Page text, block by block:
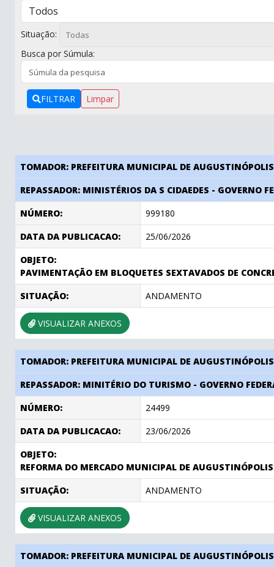
Situação:
Busca por Súmula:
FILTRAR Limpar
TOMADOR: PREFEITURA MUNICIPAL DE
REPASSADOR: MINISTÉRIOS DA S CIDAEDES - GOVERNO
NÚMERO:
999180
DATA DA PUBLICACAO:
25/06/2026
OBJETO:
PAVIMENTAÇÃO EM BLOQUETES SEXTAVADOS DE
SITUAÇÃO:
ANDAMENTO
VISUALIZAR ANEXOS
TOMADOR: PREFEITURA MUNICIPAL DE
REPASSADOR: MINITÉRIO DO TURISMO - GOVERNO
NÚMERO:
24499
DATA DA PUBLICACAO:
23/06/2026
OBJETO:
REFORMA DO MERCADO MUNICIPAL DE
SITUAÇÃO:
ANDAMENTO
VISUALIZAR ANEXOS
TOMADOR: PREFEITURA MUNICIPAL DE